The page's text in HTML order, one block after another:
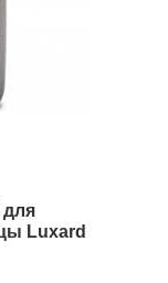
для
Luxard